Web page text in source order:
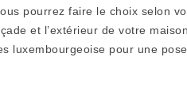
pourrez faire le choix selon
et l’extérieur de votre
luxembourgeoise pour une